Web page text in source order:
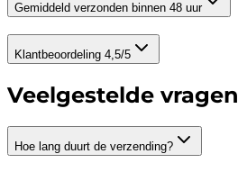
Gemiddeld verzonden binnen 48 uur
Klantbeoordeling 4,5/5
Veelgestelde vragen
Hoe lang duurt de verzending?